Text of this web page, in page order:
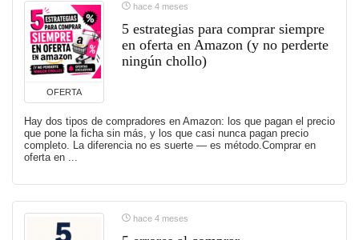
OFERTA
hace 4 meses
5 estrategias para comprar siempre
en oferta en Amazon (y no perderte
ningún chollo)
Hay dos tipos de compradores en Amazon: los que pagan el precio
que pone la ficha sin más, y los que casi nunca pagan precio
completo. La diferencia no es suerte — es método.Comprar en
oferta en ...
hace 4 meses